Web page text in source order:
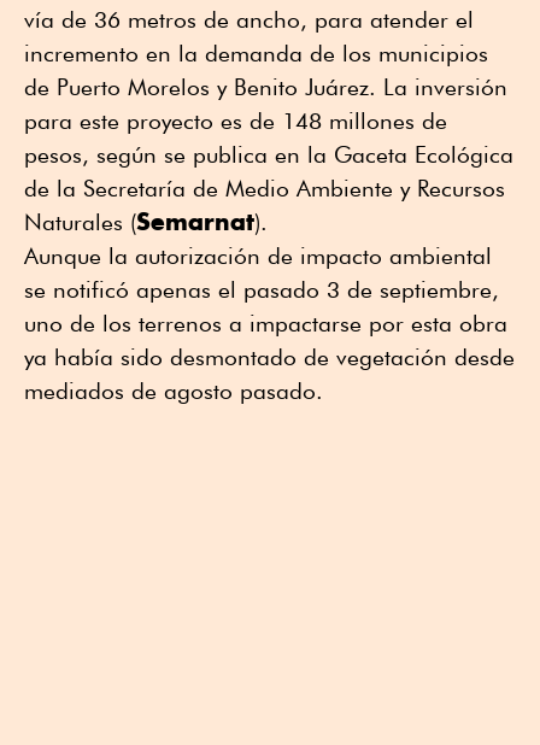
vía de 36 metros de ancho, para atender el
incremento en la demanda de los municipios
de Puerto Morelos y Benito Juárez. La inversión
para este proyecto es de 148 millones de
pesos, según se publica en la Gaceta Ecológica
de la Secretaría de Medio Ambiente y Recursos
Naturales (Semarnat).
Aunque la autorización de impacto ambiental
se notificó apenas el pasado 3 de septiembre,
uno de los terrenos a impactarse por esta obra
ya había sido desmontado de vegetación desde
mediados de agosto pasado.